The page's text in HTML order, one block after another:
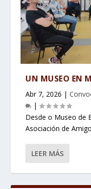
UN MUSEO EN
Abr 7, 2026 |
|
Desde o Museo de
Asociación de
LEER MÁS